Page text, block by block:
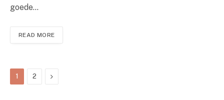
goede…
READ MORE
1 2 Next